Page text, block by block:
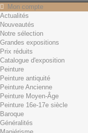
Mon compte
Contact
Français
English
Français
Actualités
Rechercher
Actualités
Nouveautés
Notre sélection
Grandes expositions
Prix réduits
Catalogue d'exposition
Peinture
Peinture antiquité
Peinture Ancienne
Peinture Moyen-Âge
Peinture 16e-17e siècle
Baroque
Généralités